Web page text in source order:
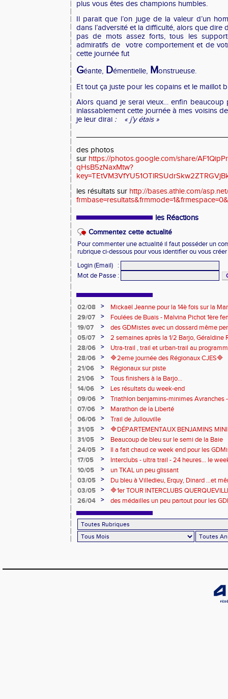
plus vous êtes des champions humbles.
Il parait que l’on juge de la valeur d’un
dans l’adversité et la difficulté, alors que dire
pas de mots assez forts, tous les
admiratifs de votre comportement et de
cette journée fut
Géante, Démentielle, Monstrueuse.
Et tout ça juste pour les copains et le maillot
Alors quand je serai vieux… enfin beaucoup
inlassablement cette journée à mes voisins
je leur dirai : « j’y étais »
des photos
sur https://photos.google.com/share/
qHsB5zNaxMtw?
les résultats sur http://bases.athle.com/
les Réactions
Commentez cette actualité
Pour commenter une actualité il faut posséder un
rubrique ci-dessous pour vous identifier ou vous
Login (Email)
:
Mot de Passe :
02/08 >
Mickaël Jeanne pour la 14è fois sur la
Eaux
29/07 >
Foulées de Buais - Malvina Pichot 1ère
19/07
>
des GDMistes avec un dossard même
05/07
>
2 semaines après la 1/2 Barjo, Géraldine
marche du podium du Trail de l'Ange
28/06 >
Utra-trail , trail et urban-trail au
28/06
>
🔷️2eme journée des Régionaux CJES🔷️
21/06
>
Régionaux sur piste
21/06
>
Tous finishers à la Barjo...
14/06
>
Les résultats du week-end
09/06
>
Triathlon benjamins-minimes Avranches
07/06
>
Marathon de la Liberté
06/06
>
Trail de Jullouville
31/05
>
🔷DÉPARTEMENTAUX BENJAMINS
31/05
>
Beaucoup de bleu sur le semi de la Baie
24/05
>
Il a fait chaud ce week end pour les
de compétitions
17/05 >
Interclubs - ultra trail - 24 heures... le
riche en émotions
10/05 >
un TKAL un peu glissant
03/05
>
Du bleu à Villedieu, Erquy, Dinard ...et
03/05
>
🔷️1er TOUR INTERCLUBS
26/04
>
des médailles un peu partout pour les